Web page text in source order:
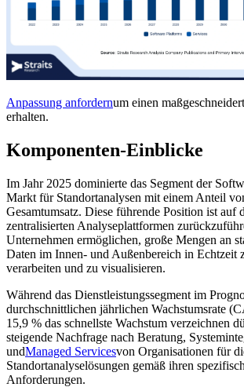
Anpassung anfordernum einen
erhalten.
Komponenten-Einblicke
Im Jahr 2025 dominierte das Segment der
Markt für Standortanalysen mit einem Anteil
Gesamtumsatz. Diese führende Position ist auf
zentralisierten Analyseplattformen
Unternehmen ermöglichen, große Mengen an
Daten im Innen- und Außenbereich in Echtzeit
verarbeiten und zu visualisieren.
Während das Dienstleistungssegment im
durchschnittlichen jährlichen Wachstumsrate
15,9 % das schnellste Wachstum verzeichnen
steigende Nachfrage nach Beratung,
undManaged Servicesvon Organisationen für
Standortanalyselösungen gemäß ihren
Anforderungen.